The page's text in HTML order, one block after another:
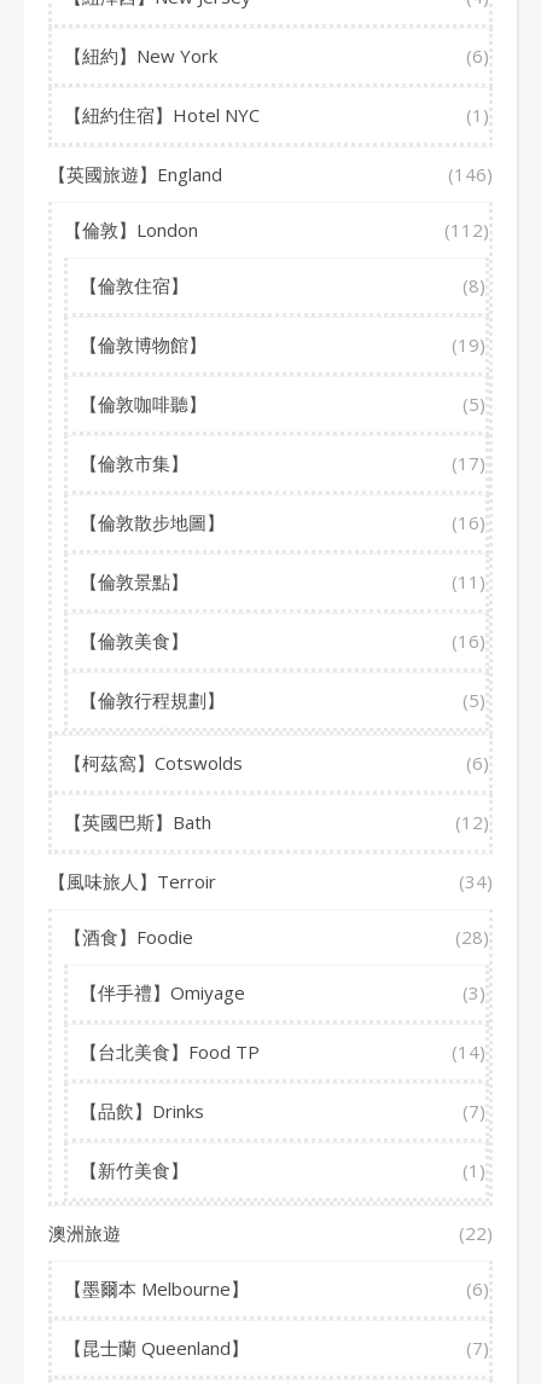
【紐約】New York (6)
【紐約住宿】Hotel NYC (1)
【英國旅遊】England (146)
【倫敦】London (112)
【倫敦住宿】 (8)
【倫敦博物館】 (19)
【倫敦咖啡聽】 (5)
【倫敦市集】 (17)
【倫敦散步地圖】 (16)
【倫敦景點】 (11)
【倫敦美食】 (16)
【倫敦行程規劃】 (5)
【柯茲窩】Cotswolds (6)
【英國巴斯】Bath (12)
【風味旅人】Terroir (34)
【酒食】Foodie (28)
【伴手禮】Omiyage (3)
【台北美食】Food TP (14)
【品飲】Drinks (7)
【新竹美食】 (1)
澳洲旅遊 (22)
【墨爾本 Melbourne】 (6)
【昆士蘭 Queenland】 (7)